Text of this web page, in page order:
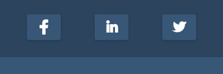
stempel-
Media
Facebook LinkedIn Twitter